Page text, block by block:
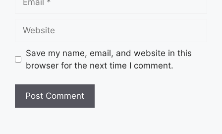
Save my name, email, and website in this
browser for the next time I comment.